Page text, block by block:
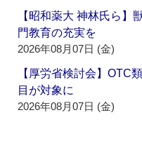
【昭和薬大 神林氏ら】
門教育の充実を
2026年08月07日 (金)
【厚労省検討会】OTC
目が対象に
2026年08月07日 (金)